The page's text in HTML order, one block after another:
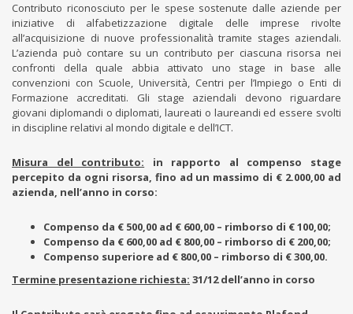
Contributo riconosciuto per le spese sostenute dalle aziende per
iniziative di alfabetizzazione digitale delle imprese rivolte
all’acquisizione di nuove professionalità tramite stages aziendali.
L’azienda può contare su un contributo per ciascuna risorsa nei
confronti della quale abbia attivato uno stage in base alle
convenzioni con Scuole, Università, Centri per l’Impiego o Enti di
Formazione accreditati. Gli stage aziendali devono riguardare
giovani diplomandi o diplomati, laureati o laureandi ed essere svolti
in discipline relativi al mondo digitale e dell’ICT.
Misura del contributo: in rapporto al compenso stage
percepito da ogni risorsa, fino ad un massimo di € 2.000,00 ad
azienda, nell’anno in corso:
Compenso da € 500,00 ad € 600,00 – rimborso di € 100,00;
Compenso da € 600,00 ad € 800,00 – rimborso di € 200,00;
Compenso superiore ad € 800,00 – rimborso di € 300,00.
Termine presentazione richiesta: 31/12 dell’anno in corso